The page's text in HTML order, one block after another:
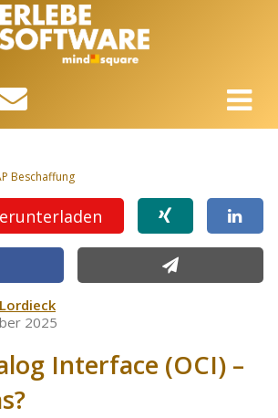
Beschaffung
2025
Interface (OCI) –